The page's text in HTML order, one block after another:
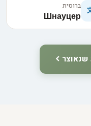
ברוסית
Шнауцер
שנאוצר